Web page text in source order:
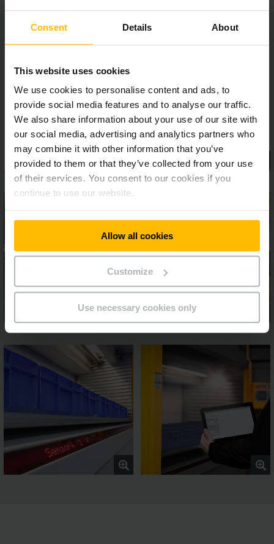
Consent Details About
This website uses cookies
We use cookies to personalise content and ads, to
provide social media features and to analyse our traffic.
We also share information about your use of our site with
our social media, advertising and analytics partners who
may combine it with other information that you’ve
provided to them or that they’ve collected from your use
of their services. You consent to our cookies if you
continue to use our website.
Allow all cookies
Customize
Use necessary cookies only